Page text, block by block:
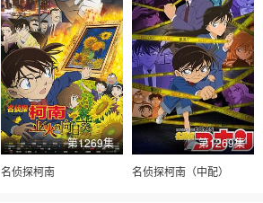
第1269集
名侦探柯南
第1269集
名侦探柯南（中配）